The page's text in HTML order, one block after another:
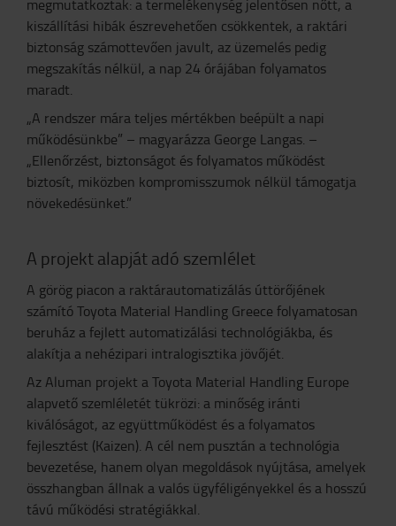
megmutatkoztak: a termelékenység jelentősen nőtt, a
kiszállítási hibák észrevehetően csökkentek, a raktári
biztonság számottevően javult, az üzemelés pedig
megszakítás nélkül, a nap 24 órájában folyamatos
maradt.
„A rendszer mára teljes mértékben beépült a napi
működésünkbe” – magyarázza George Langas. –
„Ellenőrzést, biztonságot és folyamatos működést
biztosít, miközben kompromisszumok nélkül támogatja
növekedésünket.”
A projekt alapját adó szemlélet
A görög piacon a raktárautomatizálás úttörőjének
számító Toyota Material Handling Greece folyamatosan
beruház a fejlett automatizálási technológiákba, és
alakítja a nehézipari intralogisztika jövőjét.
Az Aluman projekt a Toyota Material Handling Europe
alapvető szemléletét tükrözi: a minőség iránti
kiválóságot, az együttműködést és a folyamatos
fejlesztést (Kaizen). A cél nem pusztán a technológia
bevezetése, hanem olyan megoldások nyújtása, amelyek
összhangban állnak a valós ügyféligényekkel és a hosszú
távú működési stratégiákkal.